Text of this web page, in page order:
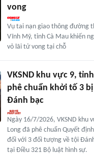
vong
Vụ tai nạn giao thông đường
Vĩnh Mỹ, tỉnh Cà Mau khiến
vỏ lãi tử vong tại chỗ
VKSND khu vực 9,
phê chuẩn khởi tố 3
Đánh bạc
Ngày 16/7/2026, VKSND khu
Long đã phê chuẩn Quyết
đối với 3 đối tượng về tội
tại Điều 321 Bộ luật hình sự.